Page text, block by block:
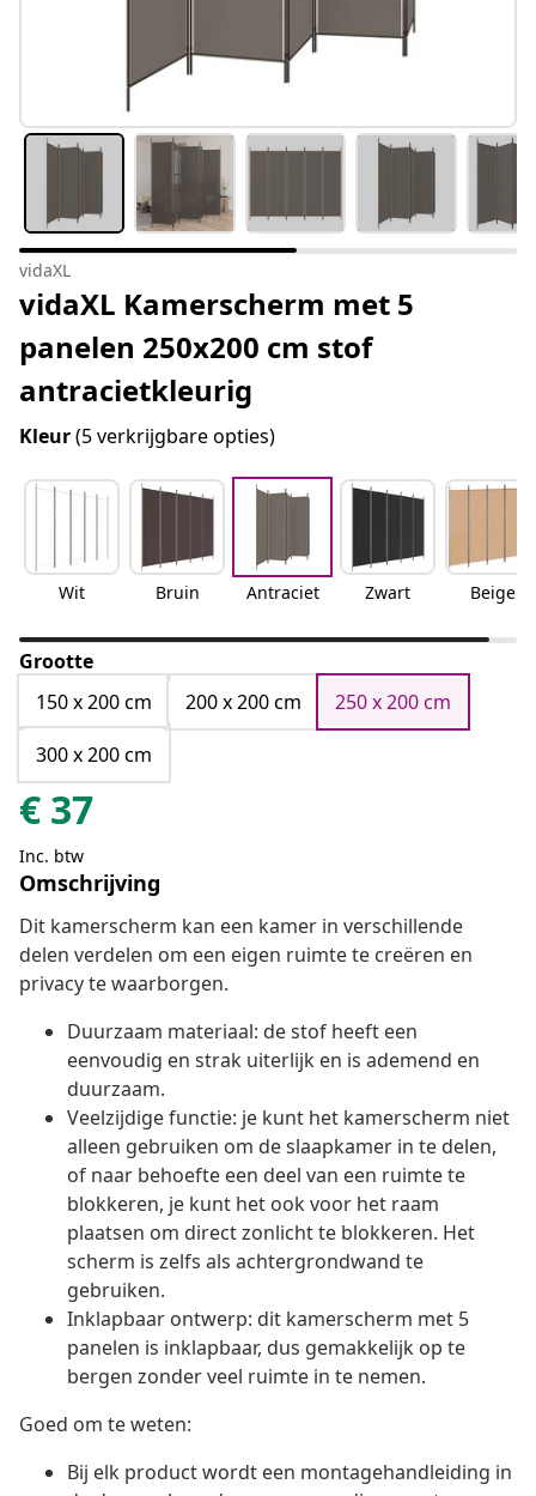
vidaXL
vidaXL Kamerscherm met 5
panelen 250x200 cm stof
antracietkleurig
Kleur(5 verkrijgbare opties)
Wit Bruin Antraciet Zwart Beige
Grootte
150 x 200 cm
200 x 200 cm
250 x 200 cm
300 x 200 cm
€ 37
Inc. btw
Omschrijving
Dit kamerscherm kan een kamer in verschillende
delen verdelen om een eigen ruimte te creëren en
privacy te waarborgen.
Duurzaam materiaal: de stof heeft een
eenvoudig en strak uiterlijk en is ademend en
duurzaam.
Veelzijdige functie: je kunt het kamerscherm niet
alleen gebruiken om de slaapkamer in te delen,
of naar behoefte een deel van een ruimte te
blokkeren, je kunt het ook voor het raam
plaatsen om direct zonlicht te blokkeren. Het
scherm is zelfs als achtergrondwand te
gebruiken.
Inklapbaar ontwerp: dit kamerscherm met 5
panelen is inklapbaar, dus gemakkelijk op te
bergen zonder veel ruimte in te nemen.
Goed om te weten:
Bij elk product wordt een montagehandleiding in